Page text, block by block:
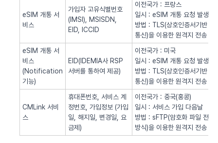
eSIM 개통 서
비스
가입자 고유식별번호
(IMSI), MSISDN,
EID, ICCID
이전국가 : 프랑스
일시 : eSIM 개통 요청 발생시
방법 : TLS(상호인증서기반
통신)을 이용한 원격지 전송
eSIM 개통 서
비스
(Notification
기능)
EID(IDEMIA사 RSP
서버를 통하여 제공)
이전국가 : 미국
일시 : eSIM 개통 요청 발생시
방법 : TLS(상호인증서기반
통신)을 이용한 원격지 전송
CMLink 서비
스
휴대폰번호, 서비스 계
정번호, 가입정보 (가입
일, 해지일, 변경일, 요
금제)
이전국가 : 중국(홍콩)
일시 : 서비스 가입 다음날
방법 : sFTP(암호화 파일 전송
방식)을 이용한 원격지 전송